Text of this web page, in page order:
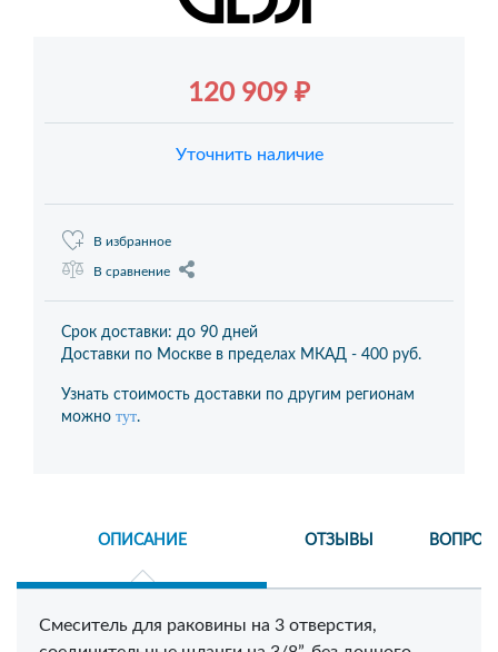
120 909 ₽
Уточнить наличие
В избранное
В сравнение
Срок доставки: до 90 дней
Доставки по Москве в пределах МКАД - 400 руб.
Узнать стоимость доставки по другим регионам
можно тут.
ОПИСАНИЕ ОТЗЫВЫ
Смеситель для раковины на 3 отверстия,